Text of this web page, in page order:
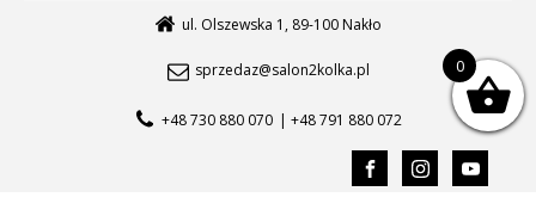
ul. Olszewska 1, 89-100 Nakło
sprzedaz@salon2kolka.pl
+48 730 880 070 | +48 791 880 072
0